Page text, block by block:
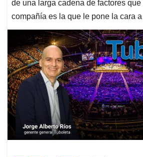
de una larga cadena de factores
compañía es la que le pone la cara